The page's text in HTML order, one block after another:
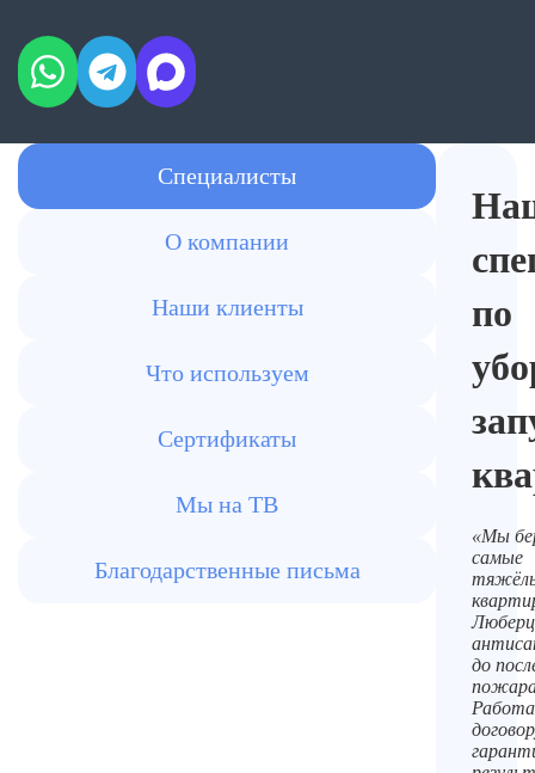
Специалисты
О компании
Наши клиенты
Что используем
Сертификаты
Мы на ТВ
Благодарственные письма
по
«Мы
самые
до